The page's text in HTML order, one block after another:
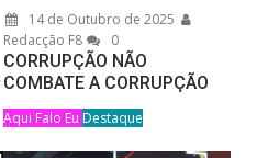
14 de Outubro de 2025
Redacção F8
0
CORRUPÇÃO NÃO
COMBATE A CORRUPÇÃO
Aqui Falo Eu Destaque